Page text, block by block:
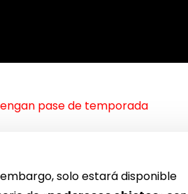
pase de temporada
embargo, solo estará disponible